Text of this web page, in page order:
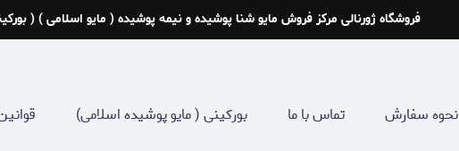
فروشگاه ژورنالی مرکز فروش مایو شنا پوشیده و نیمه پوشیده ( مایو اسلامی ) (
نحوه سفارش تماس با ما بورکینی ( مایو پوشیده اسلامی)